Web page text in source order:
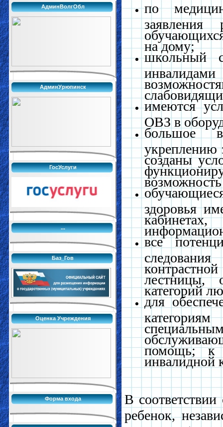
АдминВолгОбл
АдминУрюпинск
ГосУслуги
...
Баз_Гов
Оценка Учреждения
Форма входа
по
заявления
на дому;
школьный
имеются
ОВЗ в
большое
укреплению
созданы
здоровья
все
лестницы,
категорий
для
помощь; к
инвалидной
В
ребенок,